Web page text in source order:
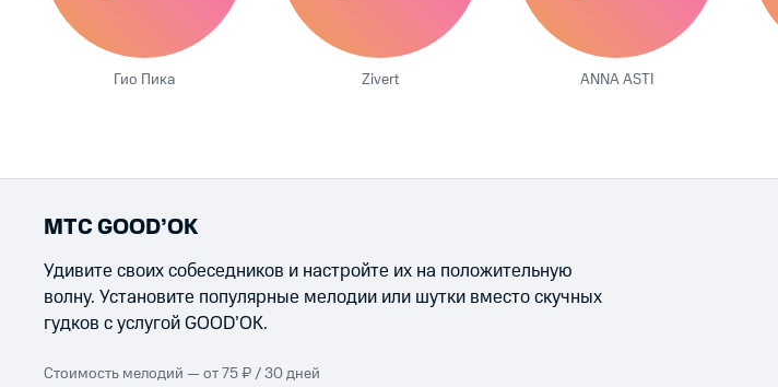
Гио Пика Zivert ANNA ASTI
МТС GOOD’OK
Удивите своих собеседников и настройте их на положительную
волну. Установите популярные мелодии или шутки вместо скучных
гудков с услугой GOOD’OK.
Стоимость мелодий — от 75 ₽ / 30 дней